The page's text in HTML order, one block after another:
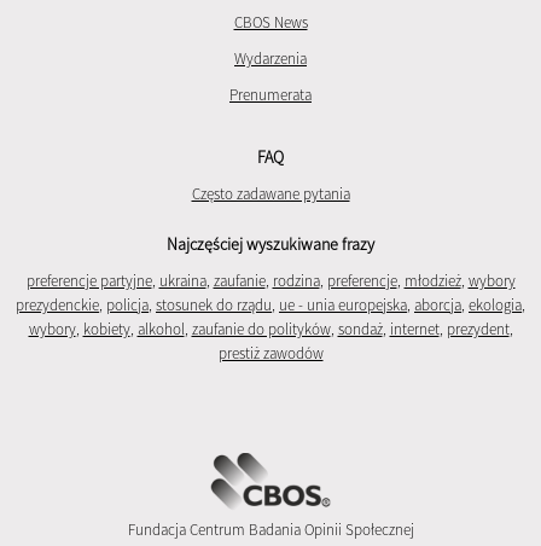
CBOS News
Wydarzenia
Prenumerata
FAQ
Często zadawane pytania
Najczęściej wyszukiwane frazy
preferencje partyjne, ukraina, zaufanie, rodzina, preferencje, młodzież, wybory
prezydenckie, policja, stosunek do rządu, ue - unia europejska, aborcja, ekologia,
wybory, kobiety, alkohol, zaufanie do polityków, sondaż, internet, prezydent,
prestiż zawodów
Fundacja Centrum Badania Opinii Społecznej